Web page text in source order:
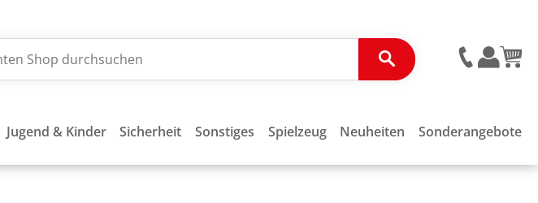
Jugend & Kinder Sicherheit Sonstiges Spielzeug Neuheiten Sonderangebote